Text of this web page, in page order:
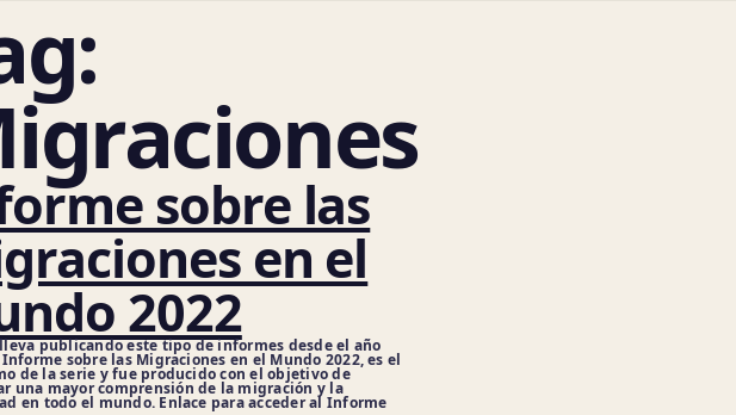
sobre las
en el
2022
publicando este tipo de informes desde el año
Informe sobre las Migraciones en el Mundo 2022, es el
de la serie y fue producido con el objetivo de
una mayor comprensión de la migración y la
en todo el mundo. Enlace para acceder al Informe